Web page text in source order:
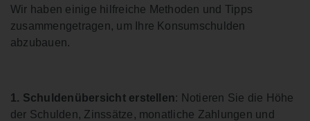
Wir haben einige hilfreiche Methoden und Tipps
zusammengetragen, um Ihre Konsumschulden
abzubauen.
1. Schuldenübersicht erstellen: Notieren Sie die Höhe
der Schulden, Zinssätze, monatliche Zahlungen und